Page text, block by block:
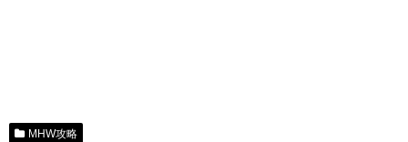
MHW攻略